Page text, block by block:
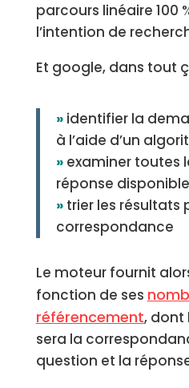
parcours linéaire 100
l’intention de
Et google, dans tout
» identifier la
à l’aide d’un
» examiner toutes
réponse
» trier les résultats
correspondance
Le moteur fournit
fonction de ses
référencement, dont
sera la
question et la